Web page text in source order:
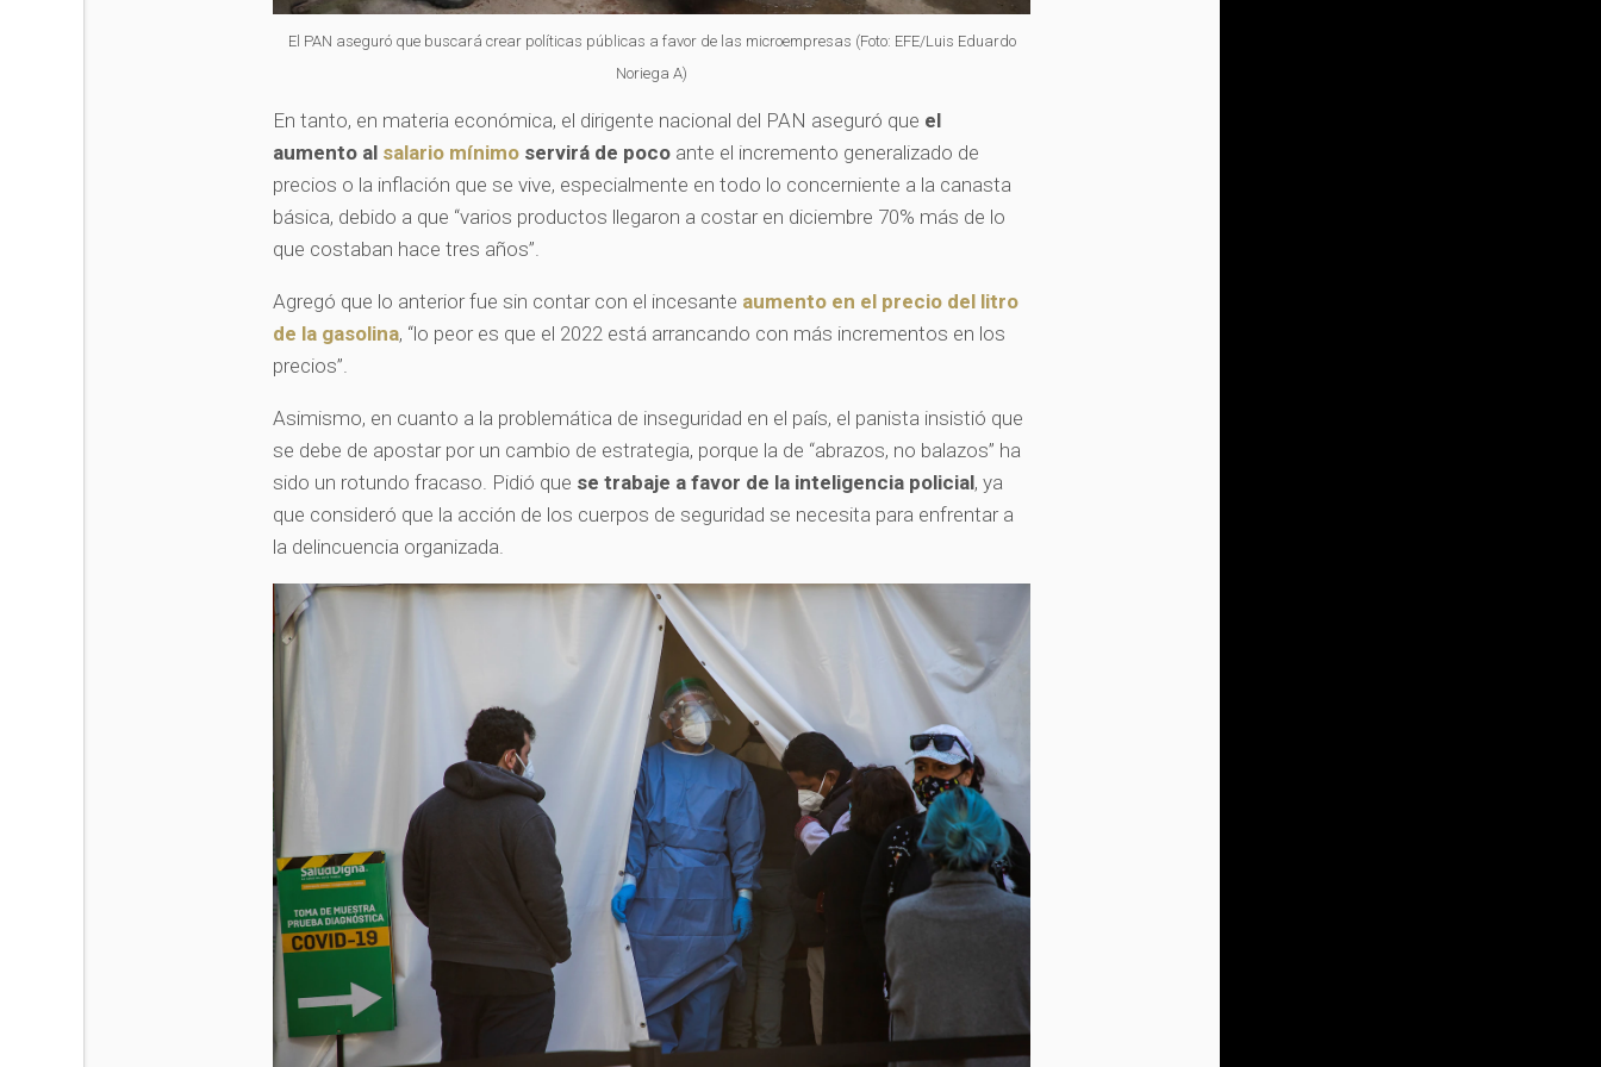
El PAN aseguró que buscará crear políticas públicas a favor de las microempresas (Foto: EFE/Luis Eduardo
Noriega A)
En tanto, en materia económica, el dirigente nacional del PAN aseguró que el
aumento al salario mínimo servirá de poco ante el incremento generalizado de
precios o la inflación que se vive, especialmente en todo lo concerniente a la canasta
básica, debido a que “varios productos llegaron a costar en diciembre 70% más de lo
que costaban hace tres años”.
Agregó que lo anterior fue sin contar con el incesante aumento en el precio del litro
de la gasolina, “lo peor es que el 2022 está arrancando con más incrementos en los
precios”.
Asimismo, en cuanto a la problemática de inseguridad en el país, el panista insistió que
se debe de apostar por un cambio de estrategia, porque la de “abrazos, no balazos” ha
sido un rotundo fracaso. Pidió que se trabaje a favor de la inteligencia policial, ya
que consideró que la acción de los cuerpos de seguridad se necesita para enfrentar a
la delincuencia organizada.